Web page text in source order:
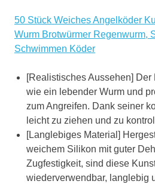
50 Stück Weiches Angelköder
Wurm Brotwürmer Regenwurm,
Schwimmen Köder
[Realistisches Aussehen]
wie ein lebender Wurm und
zum Angreifen. Dank seiner
leicht zu ziehen und zu
[Langlebiges Material]
weichem Silikon mit guter
Zugfestigkeit, sind diese
wiederverwendbar, langlebig